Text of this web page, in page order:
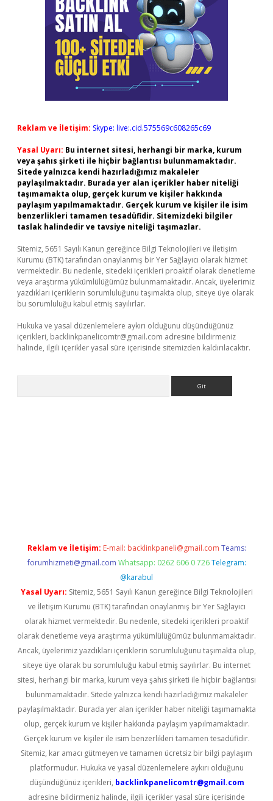
Reklam ve İletişim: Skype: live:.cid.575569c608265c69
Yasal Uyarı: Bu internet sitesi, herhangi bir marka, kurum
veya şahıs şirketi ile hiçbir bağlantısı bulunmamaktadır.
Sitede yalnızca kendi hazırladığımız makaleler
paylaşılmaktadır. Burada yer alan içerikler haber niteliği
taşımamakta olup, gerçek kurum ve kişiler hakkında
paylaşım yapılmamaktadır. Gerçek kurum ve kişiler ile isim
benzerlikleri tamamen tesadüfidir. Sitemizdeki bilgiler
taslak halindedir ve tavsiye niteliği taşımazlar.
Sitemiz, 5651 Sayılı Kanun gereğince Bilgi Teknolojileri ve İletişim
Kurumu (BTK) tarafından onaylanmış bir Yer Sağlayıcı olarak hizmet
vermektedir. Bu nedenle, sitedeki içerikleri proaktif olarak denetleme
veya araştırma yükümlülüğümüz bulunmamaktadır. Ancak, üyelerimiz
yazdıkları içeriklerin sorumluluğunu taşımakta olup, siteye üye olarak
bu sorumluluğu kabul etmiş sayılırlar.
Hukuka ve yasal düzenlemelere aykırı olduğunu düşündüğünüz
içerikleri, backlinkpanelicomtr@gmail.com adresine bildirmeniz
halinde, ilgili içerikler yasal süre içerisinde sitemizden kaldırılacaktır.
Reklam ve İletişim: E-mail: backlinkpaneli@gmail.com Teams:
forumhizmeti@gmail.com Whatsapp: 0262 606 0 726 Telegram:
@karabul
Yasal Uyarı: Sitemiz, 5651 Sayılı Kanun gereğince Bilgi Teknolojileri
ve İletişim Kurumu (BTK) tarafından onaylanmış bir Yer Sağlayıcı
olarak hizmet vermektedir. Bu nedenle, sitedeki içerikleri proaktif
olarak denetleme veya araştırma yükümlülüğümüz bulunmamaktadır.
Ancak, üyelerimiz yazdıkları içeriklerin sorumluluğunu taşımakta olup,
siteye üye olarak bu sorumluluğu kabul etmiş sayılırlar. Bu internet
sitesi, herhangi bir marka, kurum veya şahıs şirketi ile hiçbir bağlantısı
bulunmamaktadır. Sitede yalnızca kendi hazırladığımız makaleler
paylaşılmaktadır. Burada yer alan içerikler haber niteliği taşımamakta
olup, gerçek kurum ve kişiler hakkında paylaşım yapılmamaktadır.
Gerçek kurum ve kişiler ile isim benzerlikleri tamamen tesadüfidir.
Sitemiz, kar amacı gütmeyen ve tamamen ücretsiz bir bilgi paylaşım
platformudur. Hukuka ve yasal düzenlemelere aykırı olduğunu
düşündüğünüz içerikleri, backlinkpanelicomtr@gmail.com
adresine bildirmeniz halinde, ilgili içerikler yasal süre içerisinde